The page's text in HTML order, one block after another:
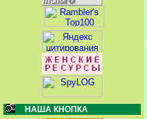
НАША КНОПКА